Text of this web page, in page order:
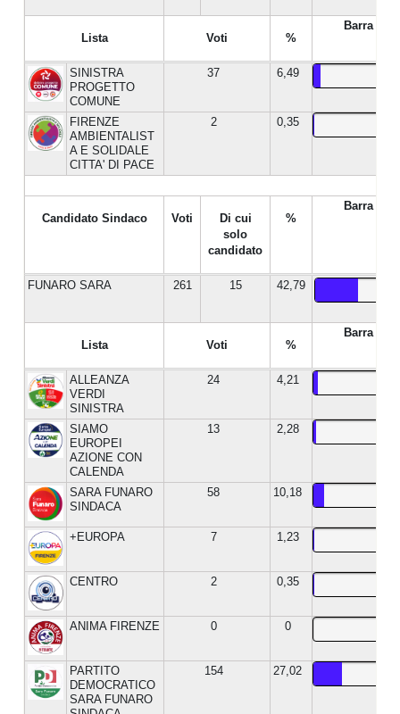
Lista Voti %
Barra %
SINISTRA
PROGETTO
COMUNE
37 6,49
FIRENZE
AMBIENTALIST
A E SOLIDALE
CITTA' DI PACE
2 0,35
Candidato Sindaco Voti
Di cui
solo
candidato
%
Barra %
FUNARO SARA 261 15 42,79
Lista Voti %
Barra %
ALLEANZA
VERDI
SINISTRA
24 4,21
SIAMO
EUROPEI
AZIONE CON
CALENDA
13 2,28
SARA FUNARO
SINDACA
58 10,18
+EUROPA 7 1,23
CENTRO 2 0,35
ANIMA FIRENZE 0 0
PARTITO
DEMOCRATICO
SARA FUNARO
154 27,02